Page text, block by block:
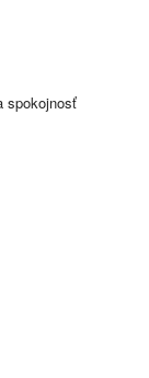
spokojnosť